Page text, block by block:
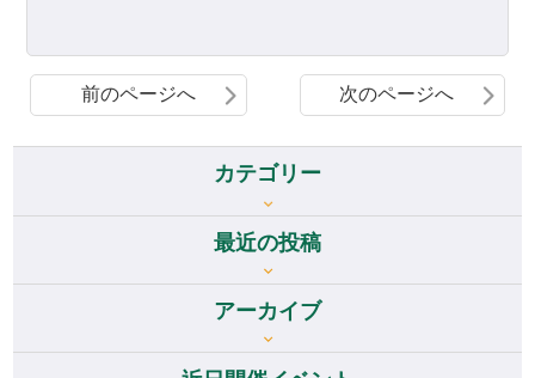
前のページへ 次のページへ
カテゴリー
最近の投稿
アーカイブ